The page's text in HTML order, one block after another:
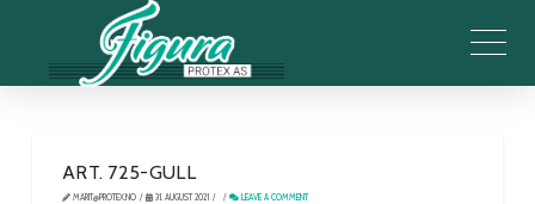
ART. 725-GULL
MARIT@PROTEX.NO 31. AUGUST 2021 LEAVE A COMMENT